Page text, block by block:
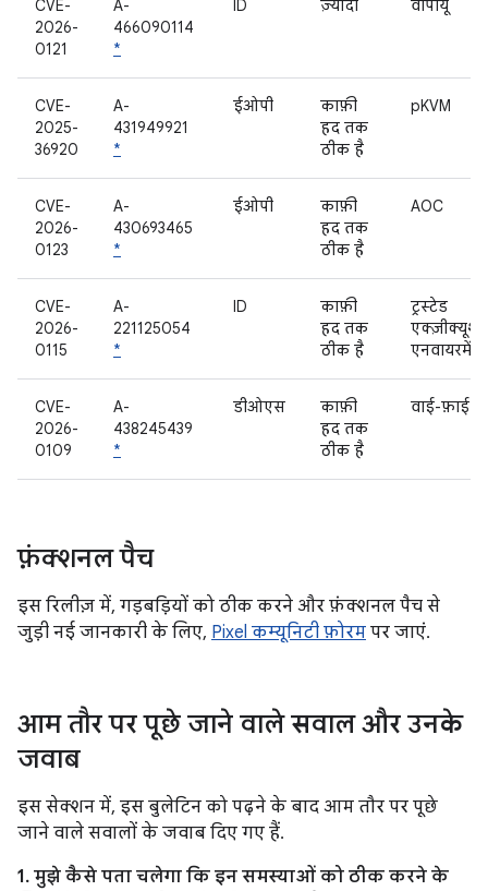
CVE-
2026-
0121
A-
466090114
*
ID ज़्यादा वीपीयू
CVE-
2025-
36920
A-
431949921
*
ईओपी
काफ़ी
हद तक
ठीक है
pKVM
CVE-
2026-
0123
A-
430693465
*
ईओपी
काफ़ी
हद तक
ठीक है
AOC
CVE-
2026-
0115
A-
221125054
*
ID
काफ़ी
हद तक
ठीक है
ट्रस्टेड
एक्ज़ीक्यूशन
एनवायरमेंट
CVE-
2026-
0109
A-
438245439
*
डीओएस
काफ़ी
हद तक
ठीक है
वाई-फ़ाई
फ़ंक्शनल पैच
इस रिलीज़ में, गड़बड़ियों को ठीक करने और फ़ंक्शनल पैच से
जुड़ी नई जानकारी के लिए, Pixel कम्यूनिटी फ़ोरम पर जाएं.
आम तौर पर पूछे जाने वाले सवाल और उनके
जवाब
इस सेक्शन में, इस बुलेटिन को पढ़ने के बाद आम तौर पर पूछे
जाने वाले सवालों के जवाब दिए गए हैं.
1. मुझे कैसे पता चलेगा कि इन समस्याओं को ठीक करने के